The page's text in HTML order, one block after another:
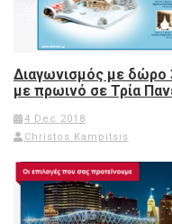
Διαγωνισμός με δώρο
με πρωινό σε Τρία
4 Dec 2018
Christos Kampitsis